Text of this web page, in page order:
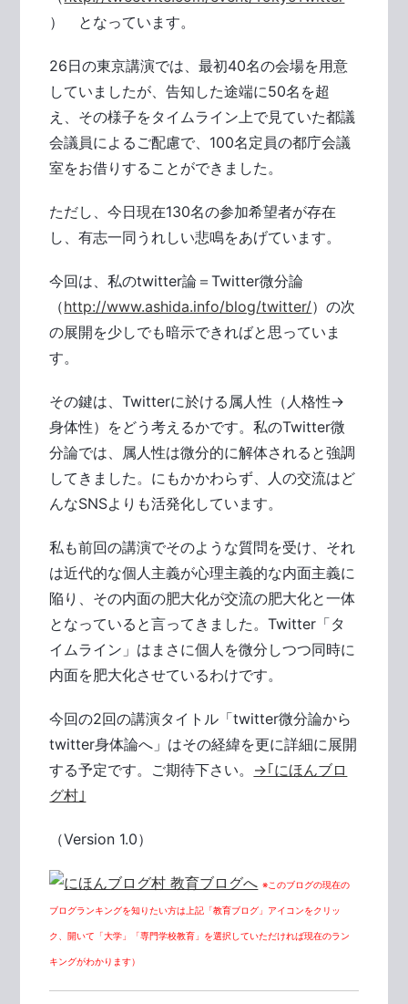
） となっています。
26日の東京講演では、最初40名の会場を用意
していましたが、告知した途端に50名を超
え、その様子をタイムライン上で見ていた都議
会議員によるご配慮で、100名定員の都庁会議
室をお借りすることができました。
ただし、今日現在130名の参加希望者が存在
し、有志一同うれしい悲鳴をあげています。
今回は、私のtwitter論＝Twitter微分論
（http://www.ashida.info/blog/twitter/）の次
の展開を少しでも暗示できればと思っていま
す。
その鍵は、Twitterに於ける属人性（人格性→
身体性）をどう考えるかです。私のTwitter微
分論では、属人性は微分的に解体されると強調
してきました。にもかかわらず、人の交流はど
んなSNSよりも活発化しています。
私も前回の講演でそのような質問を受け、それ
は近代的な個人主義が心理主義的な内面主義に
陥り、その内面の肥大化が交流の肥大化と一体
となっていると言ってきました。Twitter「タ
イムライン」はまさに個人を微分しつつ同時に
内面を肥大化させているわけです。
今回の2回の講演タイトル「twitter微分論から
twitter身体論へ」はその経緯を更に詳細に展開
する予定です。ご期待下さい。 →｢にほんブロ
グ村｣
（Version 1.0）
※このブログの現在の
ブログランキングを知りたい方は上記「教育ブログ」アイコンをクリッ
ク、開いて「大学」「専門学校教育」を選択していただければ現在のラン
キングがわかります）